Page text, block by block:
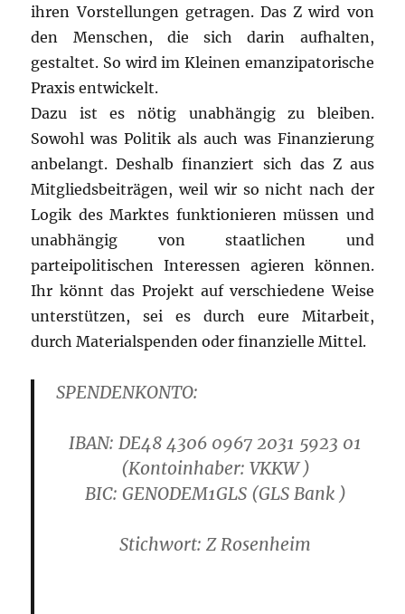
ihren Vorstellungen getragen. Das Z wird von
den Menschen, die sich darin aufhalten,
gestaltet. So wird im Kleinen emanzipatorische
Praxis entwickelt.
Dazu ist es nötig unabhängig zu bleiben.
Sowohl was Politik als auch was Finanzierung
anbelangt. Deshalb finanziert sich das Z aus
Mitgliedsbeiträgen, weil wir so nicht nach der
Logik des Marktes funktionieren müssen und
unabhängig von staatlichen und
parteipolitischen Interessen agieren können.
Ihr könnt das Projekt auf verschiedene Weise
unterstützen, sei es durch eure Mitarbeit,
durch Materialspenden oder finanzielle Mittel.
SPENDENKONTO:
IBAN: DE48 4306 0967 2031 5923 01
(Kontoinhaber: VKKW )
BIC: GENODEM1GLS(GLS Bank )
Stichwort: Z Rosenheim